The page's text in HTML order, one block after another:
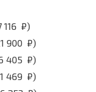
116 ₽)
900 ₽)
405 ₽)
469 ₽)